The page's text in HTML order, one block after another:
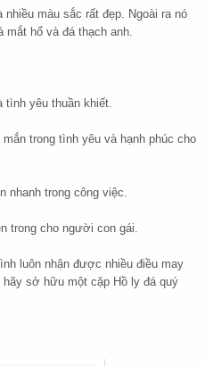
màu sắc rất đẹp. Ngoài ra nó
mắt hổ và đá thạch anh.
tình yêu thuần khiết.
trong tình yêu và hạnh phúc cho
nhanh trong công việc.
trong cho người con gái.
luôn nhận được nhiều điều may
sở hữu một cặp Hồ ly đá quý